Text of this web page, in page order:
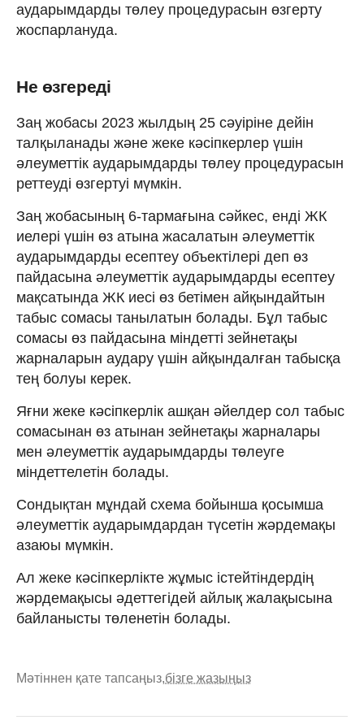
аударымдарды төлеу процедурасын өзгерту
жоспарлануда.
Не өзгереді
Заң жобасы 2023 жылдың 25 сәуіріне дейін
талқыланады және жеке кәсіпкерлер үшін
әлеуметтік аударымдарды төлеу процедурасын
реттеуді өзгертуі мүмкін.
Заң жобасының 6-тармағына сәйкес, енді ЖК
иелері үшін өз атына жасалатын әлеуметтік
аударымдарды есептеу объектілері деп өз
пайдасына әлеуметтік аударымдарды есептеу
мақсатында ЖК иесі өз бетімен айқындайтын
табыс сомасы танылатын болады. Бұл табыс
сомасы өз пайдасына міндетті зейнетақы
жарналарын аудару үшін айқындалған табысқа
тең болуы керек.
Яғни жеке кәсіпкерлік ашқан әйелдер сол табыс
сомасынан өз атынан зейнетақы жарналары
мен әлеуметтік аударымдарды төлеуге
міндеттелетін болады.
Сондықтан мұндай схема бойынша қосымша
әлеуметтік аударымдардан түсетін жәрдемақы
азаюы мүмкін.
Ал жеке кәсіпкерлікте жұмыс істейтіндердің
жәрдемақысы әдеттегідей айлық жалақысына
байланысты төленетін болады.
Мәтіннен қате тапсаңыз,бізге жазыңыз